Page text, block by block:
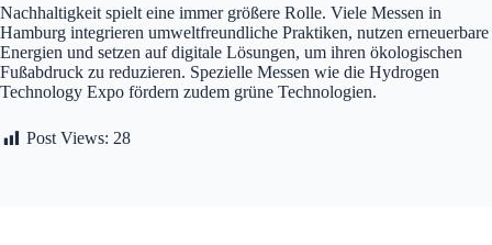
Nachhaltigkeit spielt eine immer größere Rolle. Viele Messen in
Hamburg integrieren umweltfreundliche Praktiken, nutzen erneuerbare
Energien und setzen auf digitale Lösungen, um ihren ökologischen
Fußabdruck zu reduzieren. Spezielle Messen wie die Hydrogen
Technology Expo fördern zudem grüne Technologien.
Post Views: 28